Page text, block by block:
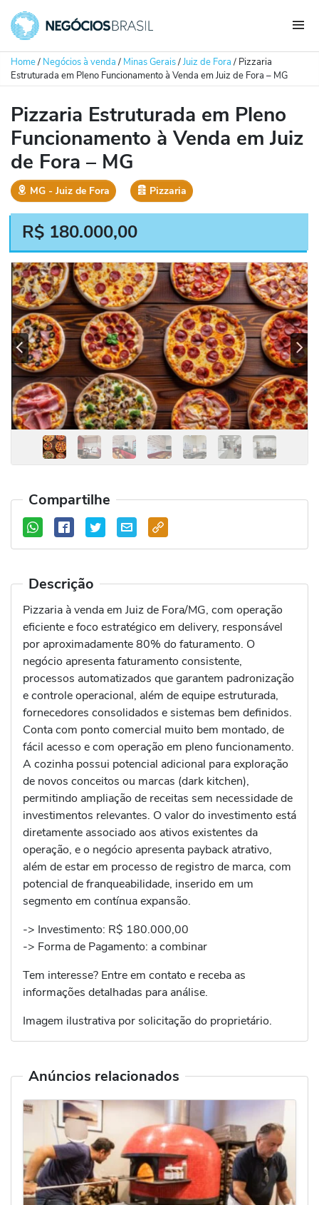
Home/ Negócios à venda/ Minas Gerais/Juiz de Fora/ Pizzaria
Estruturada em Pleno Funcionamento à Venda em Juiz de Fora – MG
Pizzaria Estruturada em Pleno
Funcionamento à Venda em Juiz
de Fora – MG
MG ‐ Juiz de Fora Pizzaria
R$ 180.000,00
Previous
Compartilhe
Descrição
Pizzaria à venda em Juiz de Fora/MG, com operação
eficiente e foco estratégico em delivery, responsável
por aproximadamente 80% do faturamento. O
negócio apresenta faturamento consistente,
processos automatizados que garantem padronização
e controle operacional, além de equipe estruturada,
fornecedores consolidados e sistemas bem definidos.
Conta com ponto comercial muito bem montado, de
fácil acesso e com operação em pleno funcionamento.
A cozinha possui potencial adicional para exploração
de novos conceitos ou marcas (dark kitchen),
permitindo ampliação de receitas sem necessidade de
investimentos relevantes. O valor do investimento está
diretamente associado aos ativos existentes da
operação, e o negócio apresenta payback atrativo,
além de estar em processo de registro de marca, com
potencial de franqueabilidade, inserido em um
segmento em contínua expansão.
-> Investimento: R$ 180.000,00
-> Forma de Pagamento: a combinar
Tem interesse? Entre em contato e receba as
informações detalhadas para análise.
Imagem ilustrativa por solicitação do proprietário.
Anúncios relacionados